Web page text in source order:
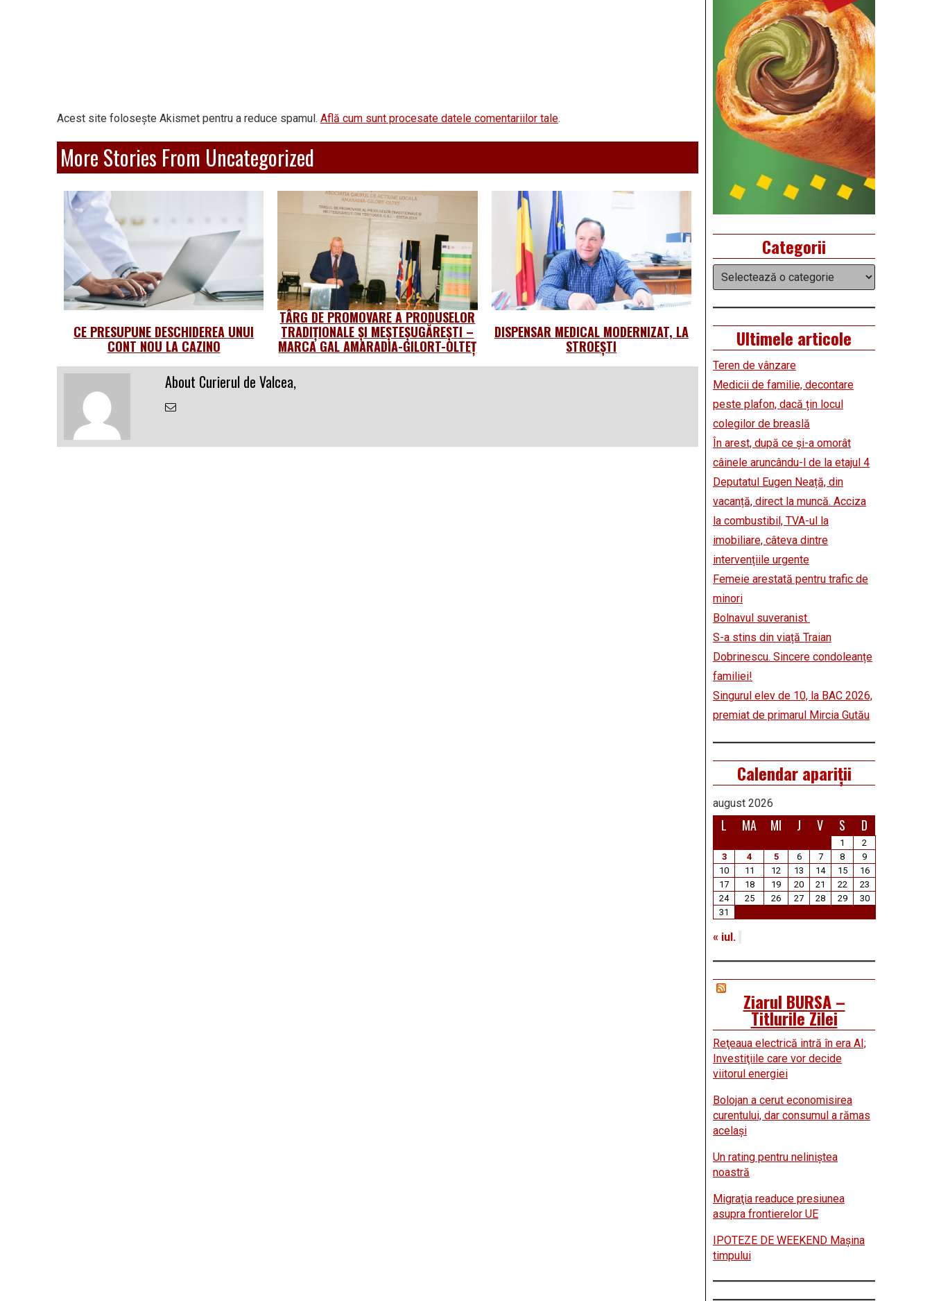
Acest site folosește Akismet pentru a reduce spamul. Află cum sunt procesate datele comentariilor tale.
More Stories From Uncategorized
CE PRESUPUNE DESCHIDEREA UNUI
CONT NOU LA CAZINO
TÂRG DE PROMOVARE A PRODUSELOR
TRADIȚIONALE ȘI MEȘTEȘUGĂREȘTI –
MARCA GAL AMARADIA-GILORT-OLTEȚ
DISPENSAR MEDICAL MODERNIZAT, LA
STROEȘTI
About Curierul de Valcea,
Email
Categorii
Categorii
Ultimele articole
Teren de vânzare
Medicii de familie, decontare
peste plafon, dacă țin locul
colegilor de breaslă
În arest, după ce și-a omorât
câinele aruncându-l de la etajul 4
Deputatul Eugen Neață, din
vacanță, direct la muncă. Acciza
la combustibil, TVA-ul la
imobiliare, câteva dintre
intervențiile urgente
Femeie arestată pentru trafic de
minori
Bolnavul suveranist
S-a stins din viață Traian
Dobrinescu. Sincere condoleanțe
familiei!
Singurul elev de 10, la BAC 2026,
premiat de primarul Mircia Gutău
Calendar apariții
august 2026
L MA MI J V S D
1
2
3
4 5 6 7 8
9
10
11 12 13 14 15
16
17
18 19 20 21 22
23
24
25 26 27 28 29
30
31
« iul.
Ziarul BURSA –
Titlurile Zilei
Reţeaua electrică intră în era AI;
Investiţiile care vor decide
viitorul energiei
Bolojan a cerut economisirea
curentului, dar consumul a rămas
acelaşi
Un rating pentru neliniştea
noastră
Migraţia readuce presiunea
asupra frontierelor UE
IPOTEZE DE WEEKEND Maşina
timpului